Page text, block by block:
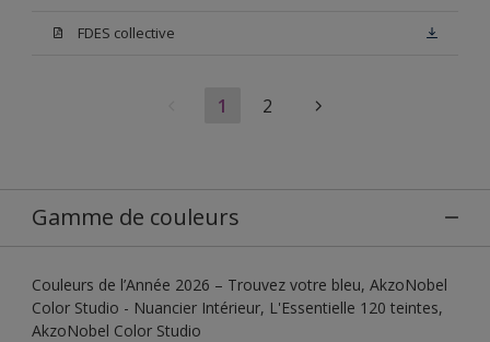
FDES collective
1 2
Gamme de couleurs
Couleurs de l’Année 2026 – Trouvez votre bleu, AkzoNobel
Color Studio - Nuancier Intérieur, L'Essentielle 120 teintes,
AkzoNobel Color Studio